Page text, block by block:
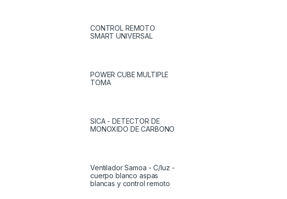
CONTROL REMOTO
SMART UNIVERSAL
POWER CUBE MULTIPLE
TOMA
SICA - DETECTOR DE
MONOXIDO DE CARBONO
Ventilador Samoa - C/luz -
cuerpo blanco aspas
blancas y control remoto